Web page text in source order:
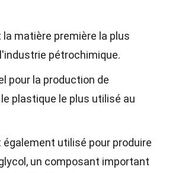
la matière première la plus
pétrochimique.
pour la production de
plastique le plus utilisé au
également utilisé pour produire
un composant important